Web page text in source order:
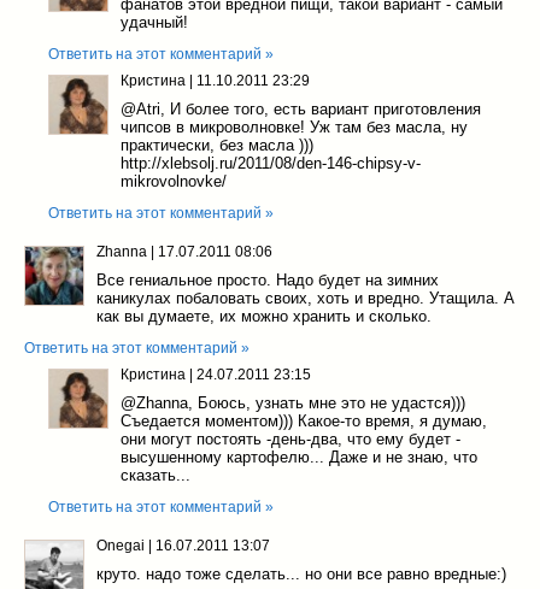
фанатов этой вредной пищи, такой вариант - самый
удачный!
Ответить на этот комментарий »
Кристина | 11.10.2011 23:29
@Atri , И более того, есть вариант приготовления
чипсов в микроволновке! Уж там без масла, ну
практически, без масла )))
http://xlebsolj.ru/2011/08/den-146-chipsy-v-
mikrovolnovke/
Ответить на этот комментарий »
Zhanna | 17.07.2011 08:06
Все гениальное просто. Надо будет на зимних
каникулах побаловать своих, хоть и вредно. Утащила. А
как вы думаете, их можно хранить и сколько.
Ответить на этот комментарий »
Кристина | 24.07.2011 23:15
@Zhanna , Боюсь, узнать мне это не удастся)))
Съедается моментом))) Какое-то время, я думаю,
они могут постоять -день-два, что ему будет -
высушенному картофелю... Даже и не знаю, что
сказать...
Ответить на этот комментарий »
Onegai | 16.07.2011 13:07
круто. надо тоже сделать... но они все равно вредные:)